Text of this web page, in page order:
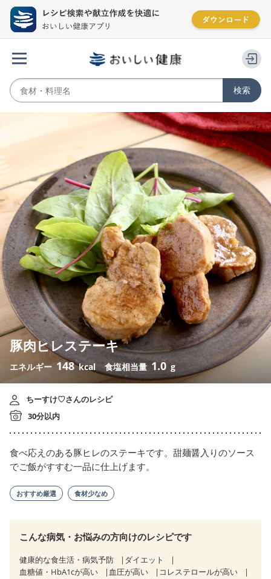
豚肉ヒレステーキ
エネルギー 148 kcal 食塩相当量 1.0 g
ちーすけ♡さんのレシピ
30分以内
食べ応えのある豚ヒレのステーキです。甜麺醤入りのソース
でご飯がすすむ一品に仕上げます。
おすすめ厳選 食材少なめ
こんな病気・お悩みの方向けのレシピです
健康的な食生活・病気予防
ダイエット
血糖値・HbA1cが高い
血圧が高い
コレステロールが高い